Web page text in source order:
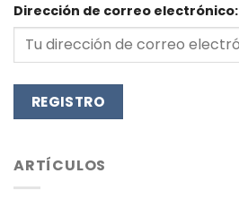
Dirección de correo electrónico:
ARTÍCULOS